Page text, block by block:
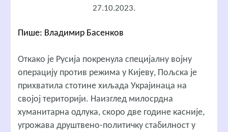
27.10.2023.
Пише: Владимир Басенков
Откако је Русија покренула специјалну војну
операцију против режима у Кијеву, Пољска је
прихватила стотине хиљада Украјинаца на
својој територији. Наизглед милосрдна
хуманитарна одлука, скоро две године касније,
угрожава друштвено-политичку стабилност у